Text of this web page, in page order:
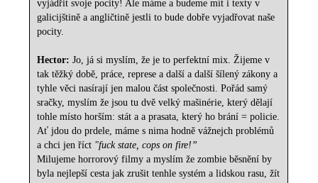
vyjádřit svoje pocity! Ale máme a budeme mít i texty v
galicijštině a angličtině jestli to bude dobře vyjadřovat naše
pocity.
Hector:Jo, já si myslím, že je to perfektní mix. Žijeme v
tak těžký době, práce, represe a další a další šílený zákony a
tyhle věci nasírají jen malou část společnosti. Pořád samý
sračky, myslím že jsou tu dvě velký mašinérie, který dělají
tohle místo horším: stát a a prasata, který ho brání = policie.
Ať jdou do prdele, máme s nima hodně vážnejch problémů
a chci jen říct "fuck state, cops on fire!”
Milujeme horrorový filmy a myslím že zombie běsnění by
byla nejlepší cesta jak zrušit tenhle systém a lidskou rasu, žít